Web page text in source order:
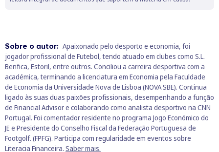
Sobre o autor: Apaixonado pelo desporto e economia, foi
jogador profissional de Futebol, tendo atuado em clubes como S.L.
Benfica, Estoril, entre outros. Conciliou a carreira desportiva com a
académica, terminando a licenciatura em Economia pela Faculdade
de Economia da Universidade Nova de Lisboa (NOVA SBE). Continua
ligado às suas duas paixões profissionais, desempenhando a função
de Financial Advisor e colaborando como analista desportivo na CNN
Portugal. Foi comentador residente no programa Jogo Económico do
JE e Presidente do Conselho Fiscal da Federação Portuguesa de
Footgolf. (FPFG). Participa com regularidade em eventos sobre
Literacia Financeira. Saber mais.